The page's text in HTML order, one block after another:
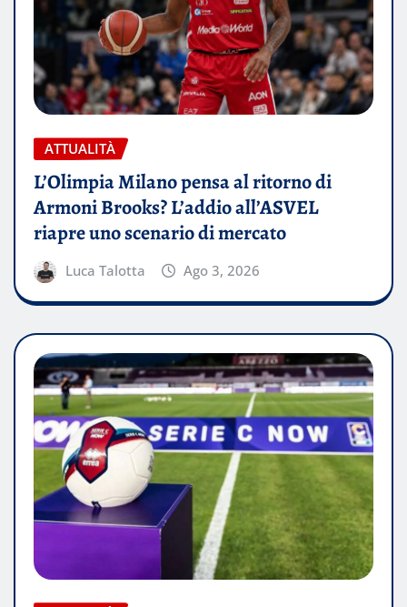
ATTUALITÀ
L’Olimpia Milano pensa al ritorno di
Armoni Brooks? L’addio all’ASVEL
riapre uno scenario di mercato
Luca Talotta Ago 3, 2026